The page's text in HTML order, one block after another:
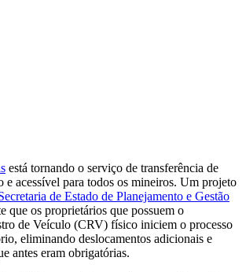
está tornando o serviço de transferência de
e acessível para todos os mineiros. Um projeto
de Estado de Planejamento e Gestão
que os proprietários que possuem o
de Veículo (CRV) físico iniciem o processo
eliminando deslocamentos adicionais e
antes eram obrigatórias.